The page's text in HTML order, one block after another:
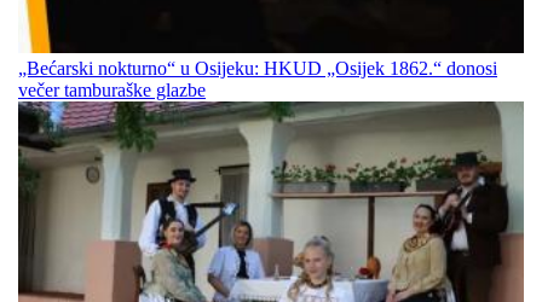
„Bećarski nokturno“ u Osijeku: HKUD „Osijek 1862.“ donosi
večer tamburaške glazbe